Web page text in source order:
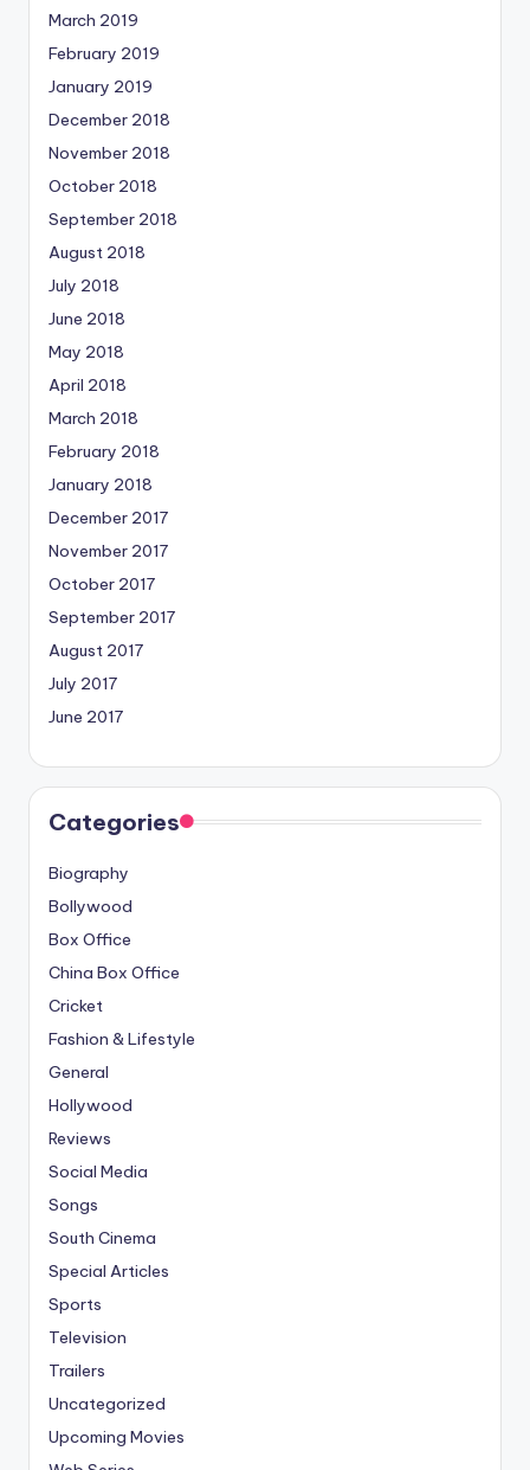
March 2019
February 2019
January 2019
December 2018
November 2018
October 2018
September 2018
August 2018
July 2018
June 2018
May 2018
April 2018
March 2018
February 2018
January 2018
December 2017
November 2017
October 2017
September 2017
August 2017
July 2017
June 2017
Categories
Biography
Bollywood
Box Office
China Box Office
Cricket
Fashion & Lifestyle
General
Hollywood
Reviews
Social Media
Songs
South Cinema
Special Articles
Sports
Television
Trailers
Uncategorized
Upcoming Movies